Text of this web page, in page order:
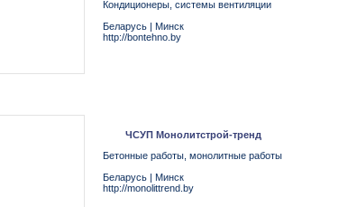
Кондиционеры, системы вентиляции
Беларусь | Минск
http://bontehno.by
ЧСУП Монолитстрой-тренд
Бетонные работы, монолитные работы
Беларусь | Минск
http://monolittrend.by